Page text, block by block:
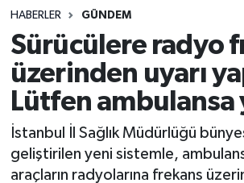
HABERLER GÜNDEM
Sürücülere radyo
üzerinden uyarı
Lütfen ambulansa
İstanbul İl Sağlık Müdürlüğü
geliştirilen yeni sistemle,
araçların radyolarına frekans
Atamalar
Mevzuat
Sendika
Kpss - Sınav
Tüm Manşetler
Son Dakika Haberleri
Haber Arşivi